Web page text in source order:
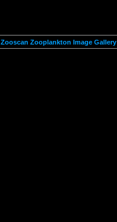
Zooscan Zooplankton Image Gallery